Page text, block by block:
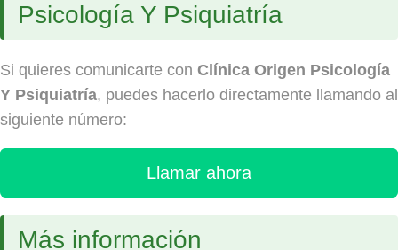
Psicología Y Psiquiatría
Si quieres comunicarte con Clínica Origen Psicología
Y Psiquiatría, puedes hacerlo directamente llamando al
siguiente número:
Llamar ahora
Más información